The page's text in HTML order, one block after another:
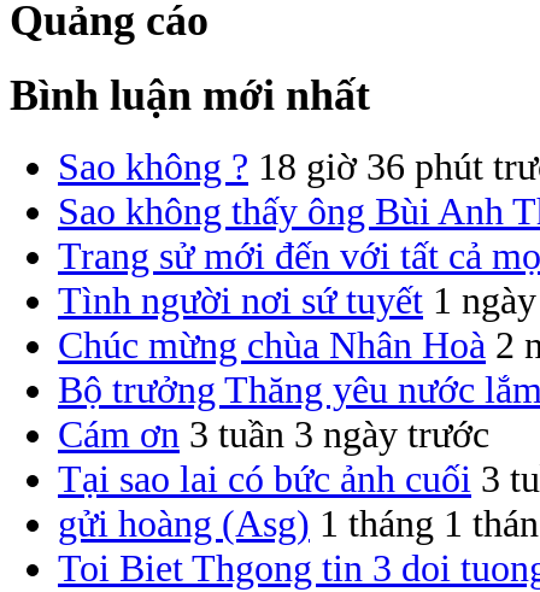
Quảng cáo
Bình luận mới nhất
Sao không ? 18 giờ 36 phút
Sao không thấy ông Bùi Anh
Trang sử mới đến với tất cả
Tình người nơi sứ tuyết 1
Chúc mừng chùa Nhân Hoà 2
Bộ trưởng Thăng yêu nước
Cám ơn 3 tuần 3 ngày trước
Tại sao lai có bức ảnh cuối 3
gửi hoàng (Asg) 1 tháng 1
Toi Biet Thgong tin 3 doi